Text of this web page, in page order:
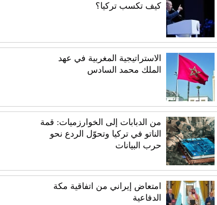
كيف تكسب تركيا؟
الاستراتيجية المغربية في عهد
الملك محمد السادس
من الدبابات إلى الخوارزميات: قمة
الناتو في تركيا وتحوّل الردع نحو
حرب البيانات
امتعاض إيراني من اتفاقية مكة
الدفاعية